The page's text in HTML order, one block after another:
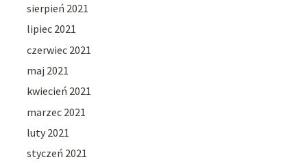
sierpień 2021
lipiec 2021
czerwiec 2021
maj 2021
kwiecień 2021
marzec 2021
luty 2021
styczeń 2021